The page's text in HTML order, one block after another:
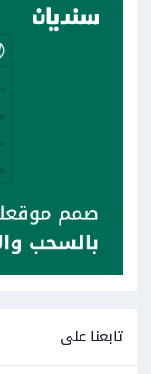
تابعنا على